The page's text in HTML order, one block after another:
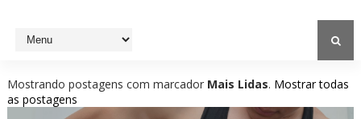
Mostrando postagens com marcador Mais Lidas. Mostrar todas
as postagens